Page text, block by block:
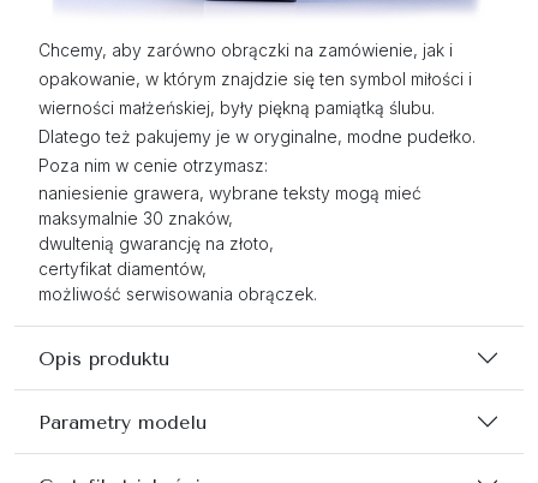
Chcemy, aby zarówno obrączki na zamówienie, jak i
opakowanie, w którym znajdzie się ten symbol miłości i
wierności małżeńskiej, były piękną pamiątką ślubu.
Dlatego też pakujemy je w oryginalne, modne pudełko.
Poza nim w cenie otrzymasz:
naniesienie grawera, wybrane teksty mogą mieć
maksymalnie 30 znaków,
dwultenią gwarancję na złoto,
certyfikat diamentów,
możliwość serwisowania obrączek.
Opis produktu
Parametry modelu